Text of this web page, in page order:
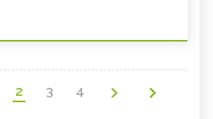
2 3 4